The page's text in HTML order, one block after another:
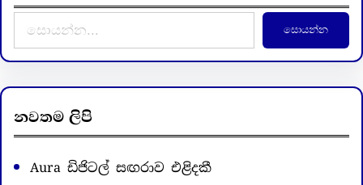
e
a
r
c
h
සොයන්න
නවතම ලිපි
Aura ඩිජිටල් සඟරාව එළිදකී